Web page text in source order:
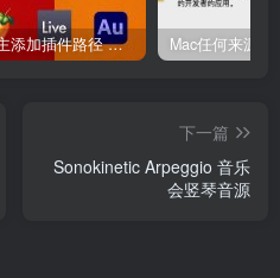
宿主添加插件路径 插件路径设置 VSTPlugins路径
下一篇
Sonokinetic Arpeggio 音乐
会竖琴音源